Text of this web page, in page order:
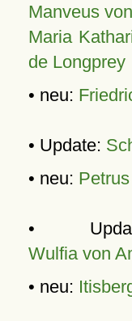
Manveus
Maria
de Longprey
• neu:
• Update:
• neu:
•
Wulfia von
• neu: